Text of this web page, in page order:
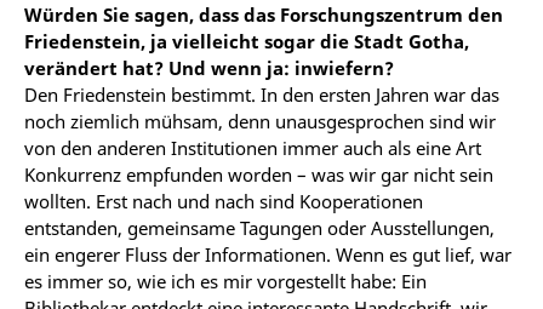
Würden Sie sagen, dass das Forschungszentrum den
Friedenstein, ja vielleicht sogar die Stadt Gotha,
verändert hat? Und wenn ja: inwiefern?
Den Friedenstein bestimmt. In den ersten Jahren war das
noch ziemlich mühsam, denn unausgesprochen sind wir
von den anderen Institutionen immer auch als eine Art
Konkurrenz empfunden worden – was wir gar nicht sein
wollten. Erst nach und nach sind Kooperationen
entstanden, gemeinsame Tagungen oder Ausstellungen,
ein engerer Fluss der Informationen. Wenn es gut lief, war
es immer so, wie ich es mir vorgestellt habe: Ein